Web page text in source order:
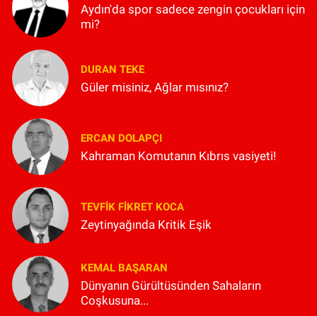
Aydın'da spor sadece zengin çocukları için
mi?
DURAN TEKE
Güler misiniz, Ağlar mısınız?
ERCAN DOLAPÇI
Kahraman Komutanın Kıbrıs vasiyeti!
TEVFIK FIKRET KOCA
Zeytinyağında Kritik Eşik
KEMAL BAŞARAN
Dünyanın Gürültüsünden Sahaların
Coşkusuna...